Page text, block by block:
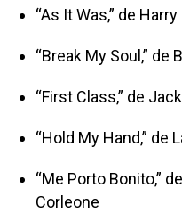
“As It Was,” de
“Break My Soul,” de
“First Class,” de
“Hold My Hand,” de
“Me Porto Bonito,”
Corleone